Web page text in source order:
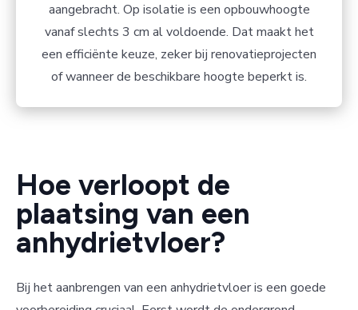
aangebracht. Op isolatie is een opbouwhoogte
vanaf slechts 3 cm al voldoende. Dat maakt het
een efficiënte keuze, zeker bij renovatieprojecten
of wanneer de beschikbare hoogte beperkt is.
Hoe verloopt de
plaatsing van een
anhydrietvloer?
Bij het aanbrengen van een anhydrietvloer is een goede